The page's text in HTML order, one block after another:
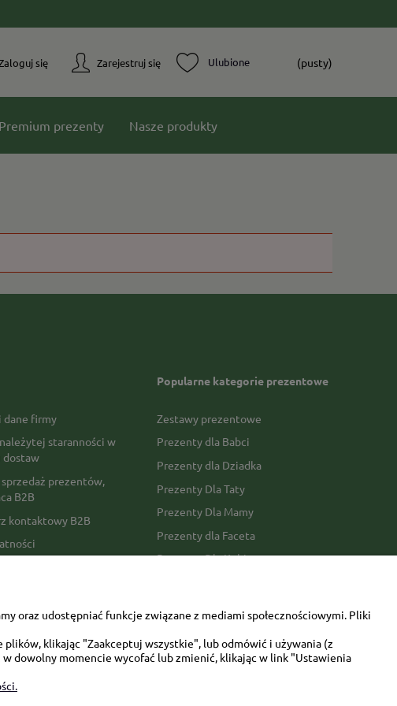
Zarejestruj się
się (pusty)
Premium prezenty Nasze produkty
dane firmy
staranności w
dostaw
prezentów,
B2B
kontaktowy B2B
Popularne kategorie prezentowe
Zestawy prezentowe
Prezenty dla Babci
Prezenty dla Dziadka
Prezenty Dla Taty
Prezenty Dla Mamy
Prezenty dla Faceta
Prezenty Dla Kobiety
oraz udostępniać funkcje związane z mediami społecznościowymi. Pliki
klikając "Zaakceptuj wszystkie", lub odmówić i używania (z
dowolny momencie wycofać lub zmienić, klikając w link "Ustawienia